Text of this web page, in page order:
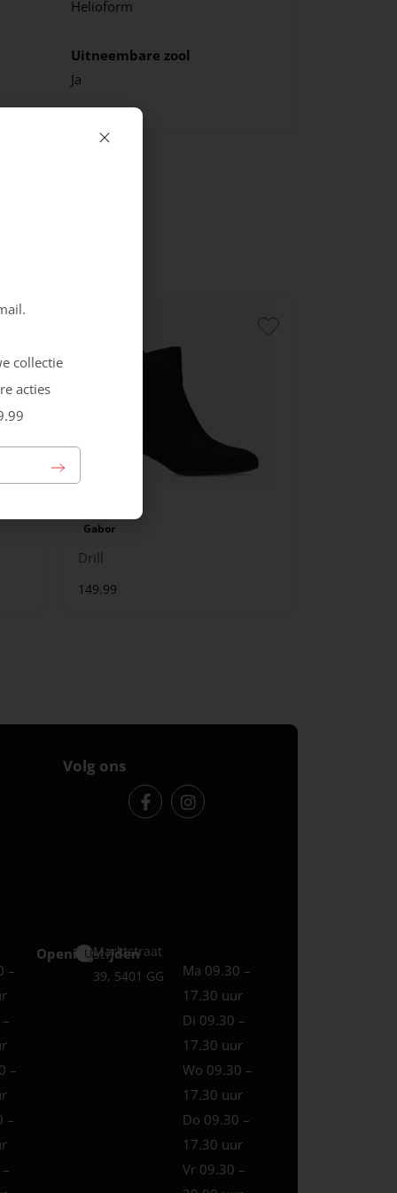
Helioform
Uitneembare zool
Ja
Gabor
Drill
149.99
Volg ons
–
–
–
Openingstijden
Uden
Marktstraat
39, 5401 GG
Ma 09.30 –
17.30 uur
Di 09.30 –
17.30 uur
Wo 09.30 –
17.30 uur
Do 09.30 –
17.30 uur
Vr 09.30 –
collectie
acties